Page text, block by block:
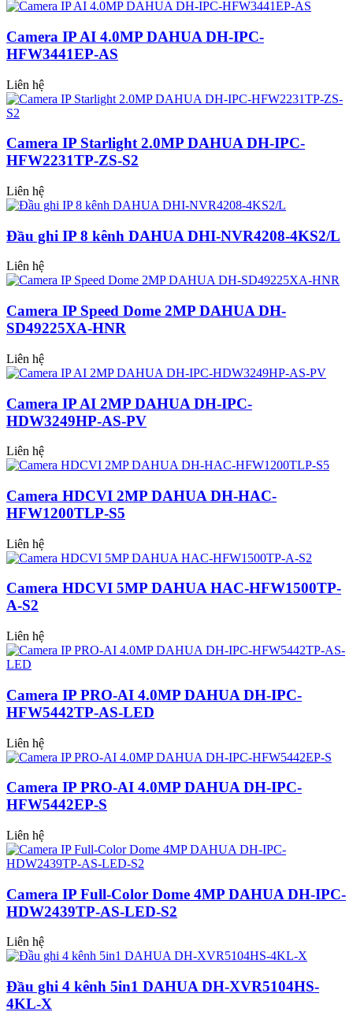
Camera IP AI 4.0MP DAHUA DH-IPC-
HFW3441EP-AS
Liên hệ
Camera IP Starlight 2.0MP DAHUA DH-IPC-
HFW2231TP-ZS-S2
Liên hệ
Đầu ghi IP 8 kênh DAHUA DHI-NVR4208-4KS2/L
Liên hệ
Camera IP Speed Dome 2MP DAHUA DH-
SD49225XA-HNR
Liên hệ
Camera IP AI 2MP DAHUA DH-IPC-
HDW3249HP-AS-PV
Liên hệ
Camera HDCVI 2MP DAHUA DH-HAC-
HFW1200TLP-S5
Liên hệ
Camera HDCVI 5MP DAHUA HAC-HFW1500TP-
A-S2
Liên hệ
Camera IP PRO-AI 4.0MP DAHUA DH-IPC-
HFW5442TP-AS-LED
Liên hệ
Camera IP PRO-AI 4.0MP DAHUA DH-IPC-
HFW5442EP-S
Liên hệ
Camera IP Full-Color Dome 4MP DAHUA DH-IPC-
HDW2439TP-AS-LED-S2
Liên hệ
Đầu ghi 4 kênh 5in1 DAHUA DH-XVR5104HS-
4KL-X